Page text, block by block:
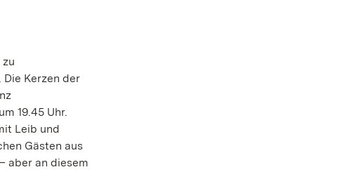
Kerzen der
19.45 Uhr.
Leib und
Gästen aus
aber an diesem